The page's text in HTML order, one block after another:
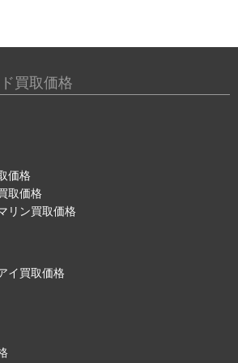
買取価格
価格
取価格
リン買取価格
イ買取価格